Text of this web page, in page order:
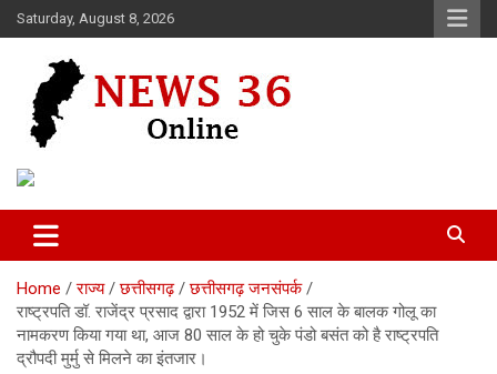
Skip
to
Saturday, August 8, 2026
News 36
Home राज्य छत्तीसगढ़
छत्तीसगढ़ जनसंपर्क
राष्ट्रपति डॉ. राजेंद्र प्रसाद द्वारा 1952 में जिस 6 साल के बालक गोलू का
नामकरण किया गया था, आज 80 साल के हो चुके पंडो बसंत को है राष्ट्रपति
द्रौपदी मुर्मु से मिलने का इंतजार।